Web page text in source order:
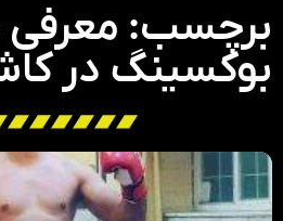
برچسب: معرفی
بوکسینگ در